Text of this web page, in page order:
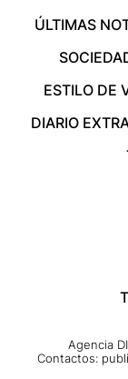
ÚLTIMAS
ESTILO DE
DIARIO
Agencia
Contactos: